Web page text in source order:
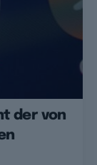
der von